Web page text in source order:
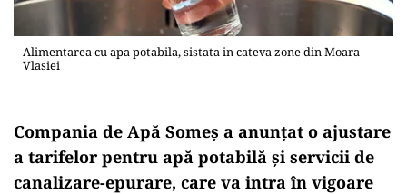
Alimentarea cu apa potabila, sistata in cateva zone din Moara
Vlasiei
Compania de Apă Someș a anunțat o ajustare
a tarifelor pentru apă potabilă și servicii de
canalizare-epurare, care va intra în vigoare